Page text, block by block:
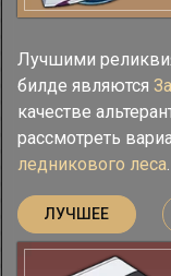
Лучшими
билде являются
качестве
рассмотреть
ледникового леса.
ЛУЧШЕЕ